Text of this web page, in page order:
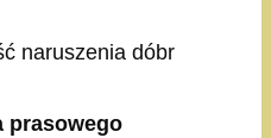
naruszenia dóbr
prasowego